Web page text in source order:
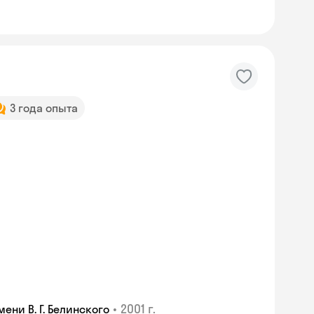
3 года опыта
В. Г. Белинского • 2001 г.